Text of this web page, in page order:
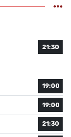
21:30
19:00
19:00
21:30